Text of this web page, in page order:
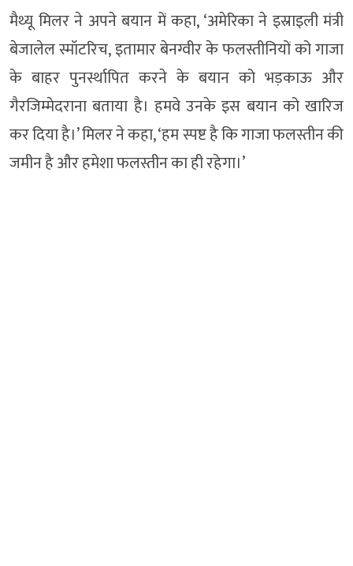
मैथ्यू मिलर ने अपने बयान में कहा, ‘अमेरिका ने इस्राइली मंत्री
बेजालेल स्मॉटरिच, इतामार बेनग्वीर के फलस्तीनियों को गाजा
के बाहर पुनर्स्थापित करने के बयान को भड़काऊ और
गैरजिम्मेदराना बताया है। हमवे उनके इस बयान को खारिज
कर दिया है।’ मिलर ने कहा, ‘हम स्पष्ट है कि गाजा फलस्तीन की
जमीन है और हमेशा फलस्तीन का ही रहेगा।’